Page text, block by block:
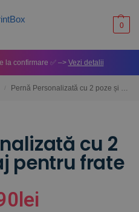
0
la confirmare ✅ –> Vezi detalii
Pernă Personalizată cu 2 poze și mesaj pentru frate
cu 2
pentru frate
lei